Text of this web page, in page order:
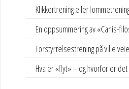
Klikkertrening eller
En oppsummering av «Canis-
Forstyrrelsestrening på ville
Hva er «flyt» – og hvorfor er det